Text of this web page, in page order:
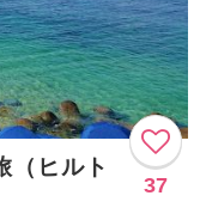
（ヒルト
37